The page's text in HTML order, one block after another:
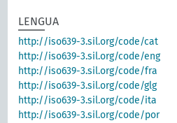
LENGUA
http://iso639-3.sil.org/code/cat
http://iso639-3.sil.org/code/eng
http://iso639-3.sil.org/code/fra
http://iso639-3.sil.org/code/glg
http://iso639-3.sil.org/code/ita
http://iso639-3.sil.org/code/por